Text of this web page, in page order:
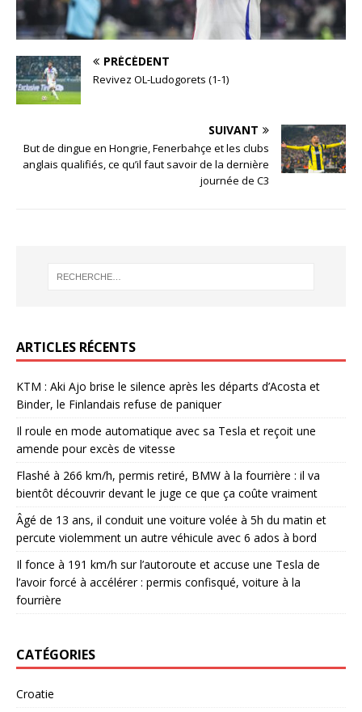
PRÉCÉDENT
Revivez OL-Ludogorets (1-1)
SUIVANT
But de dingue en Hongrie, Fenerbahçe et les clubs
anglais qualifiés, ce qu’il faut savoir de la dernière
journée de C3
ARTICLES RÉCENTS
KTM : Aki Ajo brise le silence après les départs d’Acosta et
Binder, le Finlandais refuse de paniquer
Il roule en mode automatique avec sa Tesla et reçoit une
amende pour excès de vitesse
Flashé à 266 km/h, permis retiré, BMW à la fourrière : il va
bientôt découvrir devant le juge ce que ça coûte vraiment
Âgé de 13 ans, il conduit une voiture volée à 5h du matin et
percute violemment un autre véhicule avec 6 ados à bord
Il fonce à 191 km/h sur l’autoroute et accuse une Tesla de
l’avoir forcé à accélérer : permis confisqué, voiture à la
fourrière
CATÉGORIES
Croatie